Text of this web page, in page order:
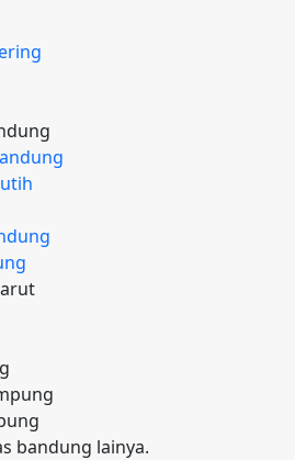
bandung lainya.